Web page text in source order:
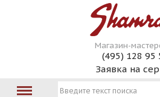
Магазин-
(495) 128 95
Заявка на